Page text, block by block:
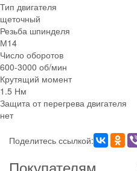
Тип двигателя
щеточный
Резьба шпинделя
М14
Число оборотов
600-3000 об/мин
Крутящий момент
1.5 Нм
Защита от перегрева двигателя
нет
Поделитесь ссылкой: